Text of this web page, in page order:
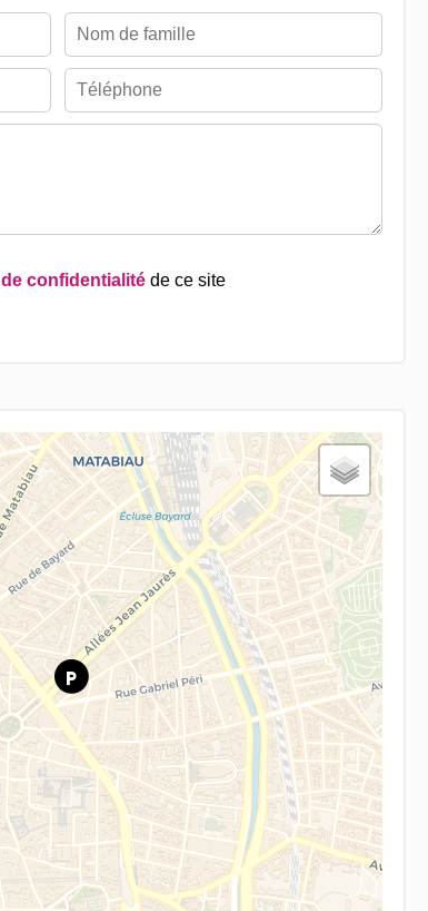
confidentialitéde ce site